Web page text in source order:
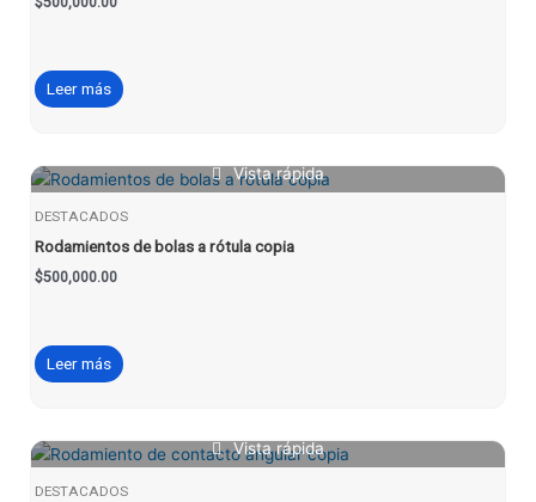
Leer más
Vista rápida
DESTACADOS
Rodamientos de bolas a rótula copia
$500,000.00
Leer más
Vista rápida
DESTACADOS